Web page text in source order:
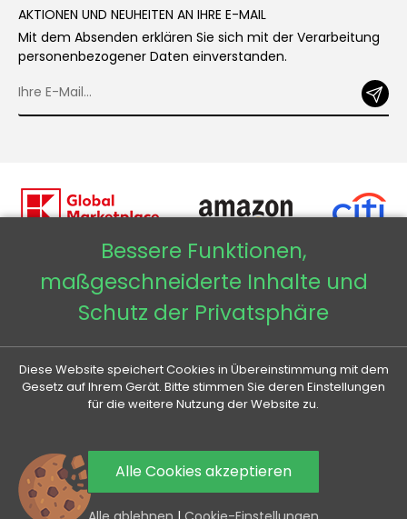
AKTIONEN UND NEUHEITEN AN IHRE E-MAIL
Mit dem Absenden erklären Sie sich mit der Verarbeitung
personenbezogener Daten einverstanden.
Veneti DE
Veneti SK
0
Bessere Funktionen,
maßgeschneiderte Inhalte und
Schutz der Privatsphäre
Diese Website speichert Cookies in Übereinstimmung mit dem
Gesetz auf Ihrem Gerät. Bitte stimmen Sie deren Einstellungen
für die weitere Nutzung der Website zu.
Alle Cookies akzeptieren